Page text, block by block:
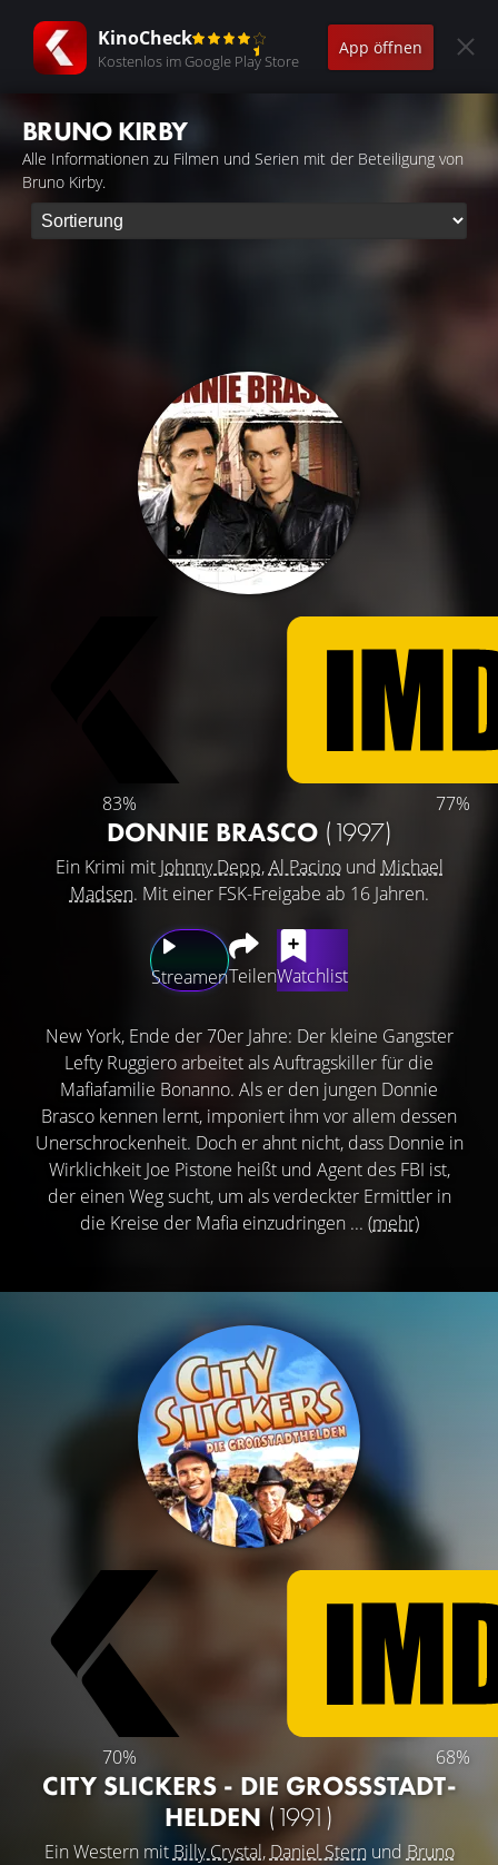
KinoCheck
Kostenlos im Google Play Store
App öffnen
BRUNO KIRBY
Alle Informationen zu Filmen und Serien mit der Beteiligung von
Bruno Kirby.
83% 77%
DONNIE BRASCO (1997)
Ein Krimi mit Johnny Depp,Al Pacinound Michael
Madsen. Mit einer FSK-Freigabe ab 16 Jahren.
StreamenTeilenWatchlist
New York, Ende der 70er Jahre: Der kleine Gangster
Lefty Ruggiero arbeitet als Auftragskiller für die
Mafiafamilie Bonanno. Als er den jungen Donnie
Brasco kennen lernt, imponiert ihm vor allem dessen
Unerschrockenheit. Doch er ahnt nicht, dass Donnie in
Wirklichkeit Joe Pistone heißt und Agent des FBI ist,
der einen Weg sucht, um als verdeckter Ermittler in
die Kreise der Mafia einzudringen ... (mehr)
70% 68%
CITY SLICKERS - DIE GROSSSTADT-H
ELDEN(1991)
Ein Western mit Billy Crystal, Daniel Sternund Bruno